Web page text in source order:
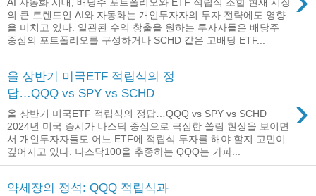
의 큰 트렌드인 AI와 자동화는 개인투자자의 투자 전략에도 영향
을 미치고 있다. 일관된 수익 창출을 원하는 투자자들은 배당주
중심의 포트폴리오를 구성하거나 SCHD 같은 고배당 ETF...
올 상반기 미국ETF 적립식의 정
답…QQQ vs SPY vs SCHD
›
올 상반기 미국ETF 적립식의 정답…QQQ vs SPY vs SCHD
2024년 미국 증시가 나스닥 중심으로 극심한 쏠림 현상을 보이면
서 개인투자자들도 어느 ETF에 적립식 투자를 해야 할지 고민이
깊어지고 있다. 나스닥100을 추종하는 QQQ는 가파...
약세장의 정석: QQQ 적립식과